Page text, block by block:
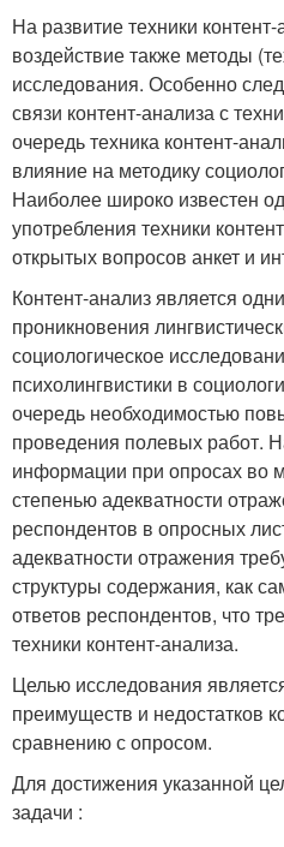
На развитие техники
воздействие также методы
исследования. Особенно
связи контент-анализа с
очередь техника контент-
влияние на методику
Наиболее широко известен
употребления техники
открытых вопросов анкет и
Контент-анализ является
проникновения
социологическое
психолингвистики в
очередь необходимостью
проведения полевых работ.
информации при опросах во
степенью адекватности
респондентов в опросных
адекватности отражения
структуры содержания, как
ответов респондентов, что
техники контент-анализа.
Целью исследования
преимуществ и недостатков
сравнению с опросом.
Для достижения указанной
задачи :